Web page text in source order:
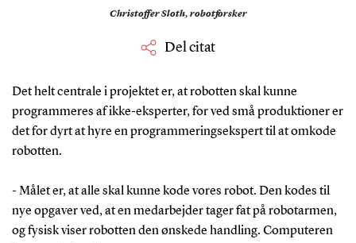
Christoffer Sloth, robotforsker
Del citat
Det helt centrale i projektet er, at robotten skal kunne
programmeres af ikke-eksperter, for ved små produktioner er
det for dyrt at hyre en programmeringsekspert til at omkode
robotten.
- Målet er, at alle skal kunne kode vores robot. Den kodes til
nye opgaver ved, at en medarbejder tager fat på robotarmen,
og fysisk viser robotten den ønskede handling. Computeren